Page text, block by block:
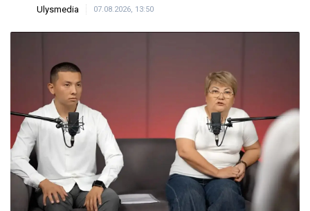
Ulysmedia 07.08.2026, 13:50